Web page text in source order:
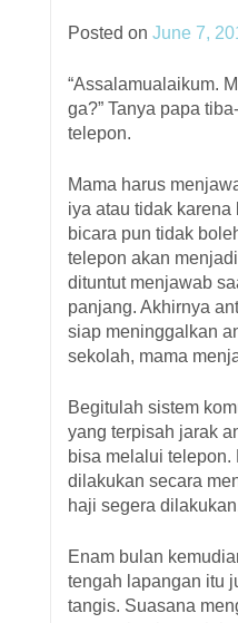
Posted on June 7,
“Assalamualaikum.
ga?” Tanya papa
telepon.
Mama harus
iya atau tidak karena
bicara pun tidak
telepon akan
dituntut menjawab
panjang. Akhirnya
siap meninggalkan
sekolah, mama
Begitulah sistem
yang terpisah jarak
bisa melalui telepon.
dilakukan secara
haji segera
Enam bulan
tengah lapangan itu
tangis. Suasana